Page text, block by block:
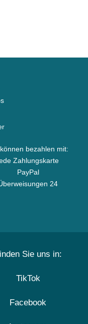
bezahlen mit:
Zahlungskarte
PayPal
24
Sie uns in:
TikTok
Facebook